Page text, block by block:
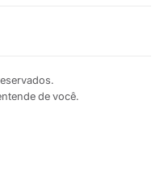
de você.